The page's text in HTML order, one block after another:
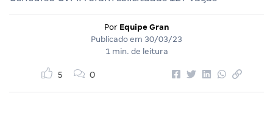
Por Equipe Gran
Publicado em 30/03/23
1 min. de leitura
5 0